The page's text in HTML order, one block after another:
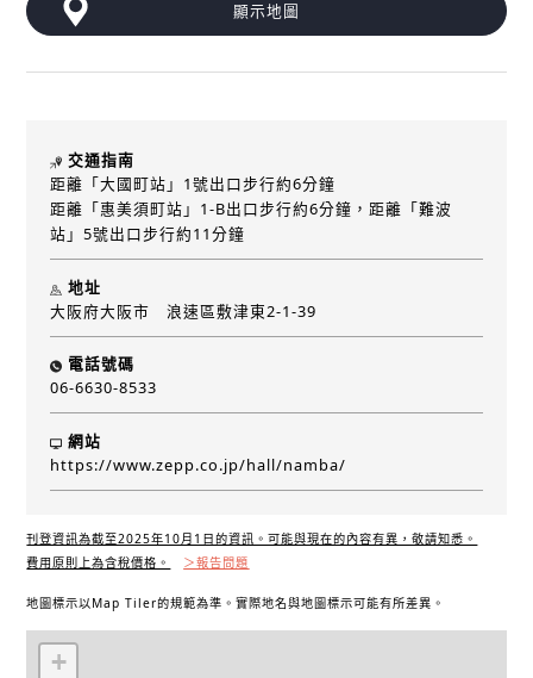
顯示地圖
交通指南
距離「大國町站」1號出口步行約6分鐘
距離「惠美須町站」1-B出口步行約6分鐘，距離「難波
站」5號出口步行約11分鐘
地址
大阪府大阪市 浪速區敷津東2-1-39
電話號碼
06-6630-8533
網站
https://www.zepp.co.jp/hall/namba/
刊登資訊為截至2025年10月1日的資訊。可能與現在的內容有異，敬請知悉。
費用原則上為含稅價格。
＞報告問題
地圖標示以Map Tiler的規範為準。實際地名與地圖標示可能有所差異。
+